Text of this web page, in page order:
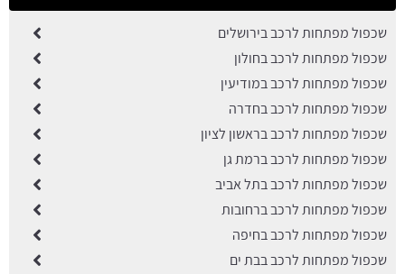
שכפול מפתחות לרכב בירושלים
שכפול מפתחות לרכב בחולון
שכפול מפתחות לרכב במודיעין
שכפול מפתחות לרכב בחדרה
שכפול מפתחות לרכב בראשון לציון
שכפול מפתחות לרכב ברמת גן
שכפול מפתחות לרכב בתל אביב
שכפול מפתחות לרכב ברחובות
שכפול מפתחות לרכב בחיפה
שכפול מפתחות לרכב בבת ים